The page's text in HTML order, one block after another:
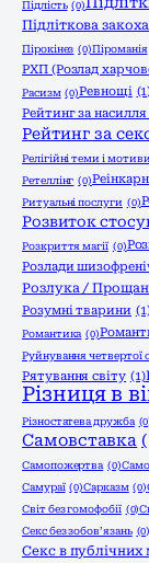
Підлість (0)
Підліткова
Пірокінез (0)Піроманія
РХП (Розлад
Расизм (0)Ревнощі
Рейтинг за
Рейтинг за
Релігійні теми і мотиви
Ретеллінг (0)
Ритуальні послуги (0)
Розвиток
Розкриття магії (0)
Розлади
Розлука /
Розумні тварини
Романтика (0)
Руйнування четвертої
Рятування світу (1)
Різниця в
Різностатева дружба
Самовставка
Самопожертва (0)
Самураї (0)Сарказм (0)
Світ без гомофобії (0)
Секс без зобов’язань
Секс в публічних